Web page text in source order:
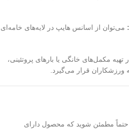
می‌توان از اسانس هایپ در لایه‌های خامه‌ای
تهیه مکمل‌های خانگی یا بارهای پروتئینی،
قرار می‌گیرد.
حتماً مطمئن شوید که محصول دارای